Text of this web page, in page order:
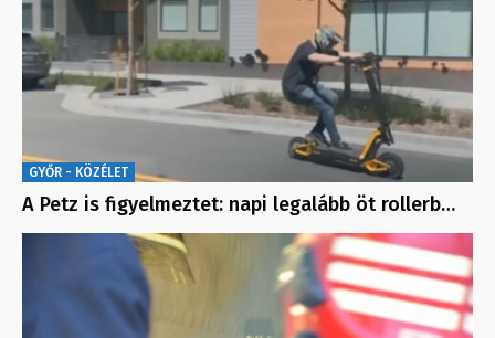
GYŐR - KÖZÉLET
A Petz is figyelmeztet: napi legalább öt rollerb…